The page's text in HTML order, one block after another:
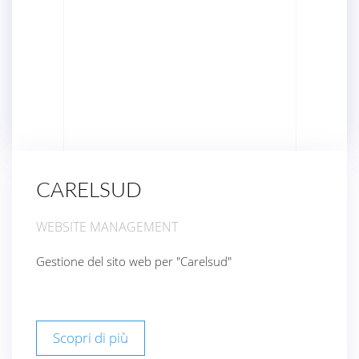
CARELSUD
WEBSITE MANAGEMENT
Gestione del sito web per "Carelsud"
Scopri di più